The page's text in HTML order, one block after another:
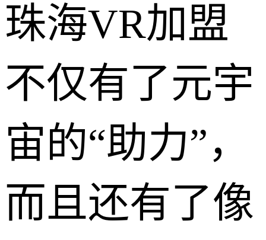
珠海VR加盟
不仅有了元宇
宙的“助力”，
而且还有了像